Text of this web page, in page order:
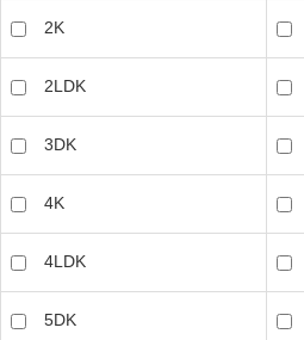
2K
2LDK
3DK
4K
4LDK
5DK